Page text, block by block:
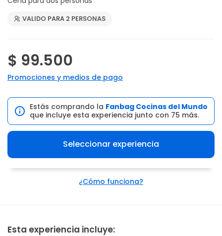
VALIDO PARA 2 PERSONAS
$ 99.500
Promociones y medios de pago
Estás comprando la Fanbag Cocinas del Mundo
que incluye esta experiencia junto con 75 más.
Seleccionar experiencia
¿Cómo funciona?
Esta experiencia incluye: